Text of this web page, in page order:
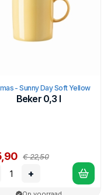
- Sunny Day Soft Yellow
Beker 0,3 l
€ 22,50
+